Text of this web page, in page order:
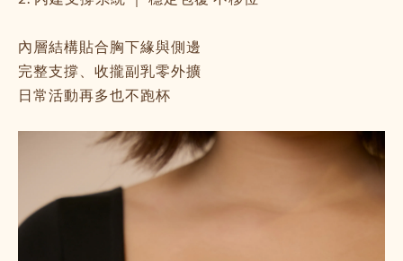
內層結構貼合胸下緣與側邊
完整支撐、收攏副乳零外擴
日常活動再多也不跑杯